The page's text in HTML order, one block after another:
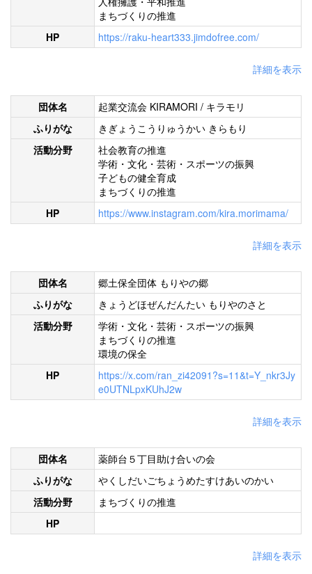
まちづくりの推進
HP
https://raku-heart333.jimdofree.com/
詳細を表示
団体名
起業交流会 KIRAMORI / キラモリ
ふりがな
きぎょうこうりゅうかい きらもり
活動分野
社会教育の推進
学術・文化・芸術・スポーツの振興
子どもの健全育成
まちづくりの推進
HP
https://www.instagram.com/kira.morimama/
詳細を表示
団体名
郷土保全団体 もりやの郷
ふりがな
きょうどほぜんだんたい もりやのさと
活動分野
学術・文化・芸術・スポーツの振興
まちづくりの推進
環境の保全
HP
https://x.com/ran_zi42091?s=11&t=Y_nkr3Jy
e0UTNLpxKUhJ2w
詳細を表示
団体名
薬師台５丁目助け合いの会
ふりがな
やくしだいごちょうめたすけあいのかい
活動分野
まちづくりの推進
HP
詳細を表示